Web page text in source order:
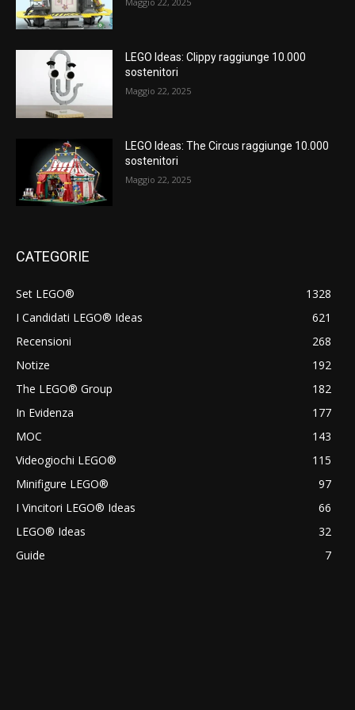
LEGO Ideas: Clippy raggiunge 10.000
sostenitori
Maggio 22, 2025
LEGO Ideas: The Circus raggiunge 10.000
sostenitori
Maggio 22, 2025
CATEGORIE
Set LEGO®
1328
I Candidati LEGO® Ideas
621
Recensioni
268
Notize
192
The LEGO® Group
182
In Evidenza
177
MOC
143
Videogiochi LEGO®
115
Minifigure LEGO®
97
I Vincitori LEGO® Ideas
66
LEGO® Ideas
32
Guide
7